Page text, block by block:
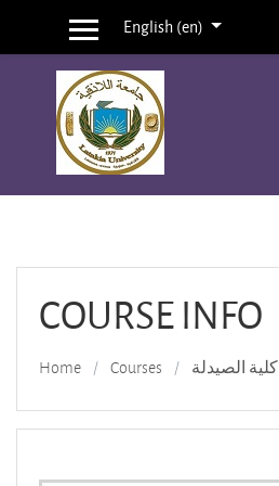
Skip to main content
Side panelEnglish ‎(en)‎
COURSE INFO
Home Courses كلية الصيدلة